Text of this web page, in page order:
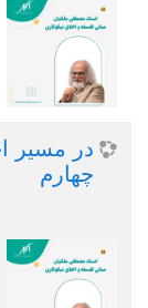
در مسیر
چهارم